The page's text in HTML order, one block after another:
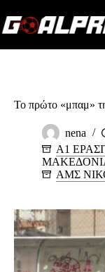
to
content
To πρώτο «μπαμ»
nena
Α1
ΑΜΣ